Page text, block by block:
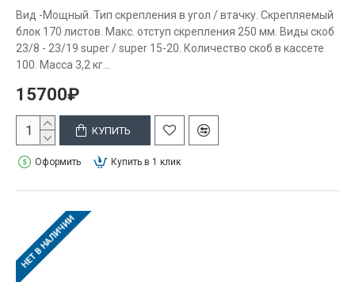
Вид -Мощный. Тип скрепления в угол / втачку. Скрепляемый
блок 170 листов. Макс. отступ скрепления 250 мм. Виды скоб
23/8 - 23/19 super / super 15-20. Количество скоб в кассете
100. Масса 3,2 кг...
15700₽
КУПИТЬ
Оформить Купить в 1 клик
НЕТ В НАЛИЧИИ